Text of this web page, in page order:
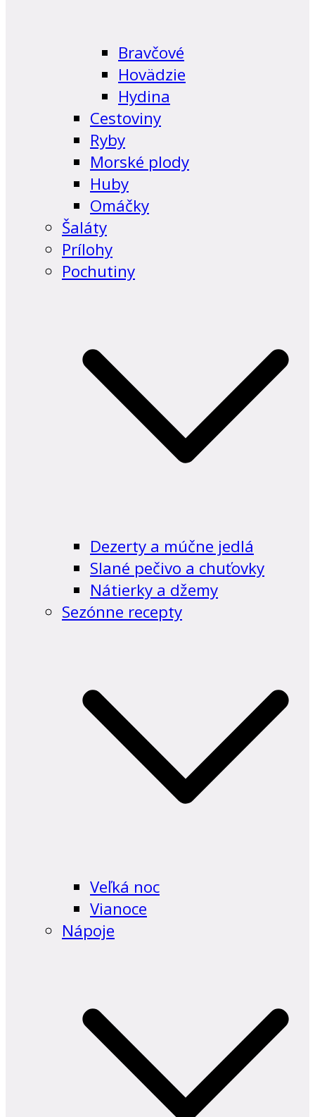
Bravčové
Hovädzie
Hydina
Cestoviny
Ryby
Morské plody
Huby
Omáčky
Šaláty
Prílohy
Pochutiny
Dezerty a múčne jedlá
Slané pečivo a chuťovky
Nátierky a džemy
Sezónne recepty
Veľká noc
Vianoce
Nápoje